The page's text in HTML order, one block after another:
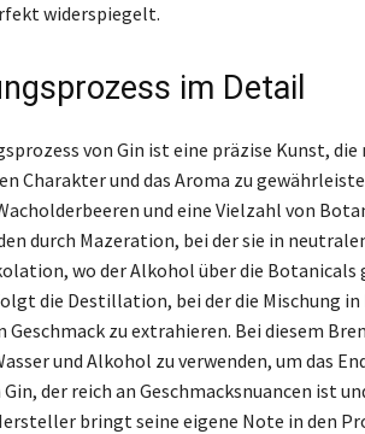
widerspiegelt.
im Detail
von Gin ist eine präzise Kunst,
Charakter und das Aroma zu
und eine Vielzahl von
durch Mazeration, bei der sie in
wo der Alkohol über die
die Destillation, bei der die Mischung
Geschmack zu extrahieren. Bei diesem
und Alkohol zu verwenden, um das
der reich an Geschmacksnuancen ist
bringt seine eigene Note in den